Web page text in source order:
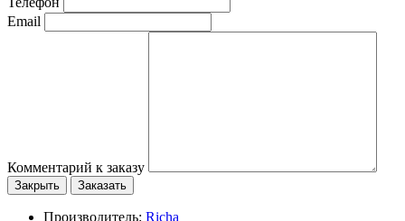
Email
Комментарий к заказу
Закрыть Заказать
Производитель: Richa